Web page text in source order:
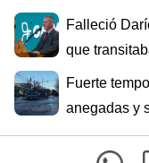
Falleció
que
Fuerte
anegadas y